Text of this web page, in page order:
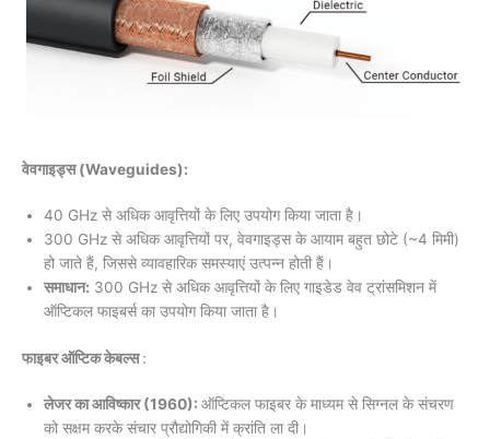
वेवगाइड्स (Waveguides):
40 GHz से अधिक आवृत्तियों के लिए उपयोग किया जाता है।
300 GHz से अधिक आवृत्तियों पर, वेवगाइड्स के आयाम बहुत छोटे (~4 मिमी)
हो जाते हैं, जिससे व्यावहारिक समस्याएं उत्पन्न होती हैं।
समाधान: 300 GHz से अधिक आवृत्तियों के लिए गाइडेड वेव ट्रांसमिशन में
ऑप्टिकल फाइबर्स का उपयोग किया जाता है।
फाइबर ऑप्टिक केबल्स:
लेजर का आविष्कार (1960): ऑप्टिकल फाइबर के माध्यम से सिग्नल के संचरण
को सक्षम करके संचार प्रौद्योगिकी में क्रांति ला दी।